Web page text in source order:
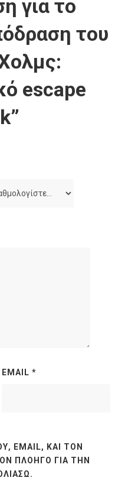
για το
του
escape
EMAIL *
EMAIL, ΚΑΙ ΤΟΝ
ΠΛΟΗΓΌ ΓΙΑ ΤΗΝ